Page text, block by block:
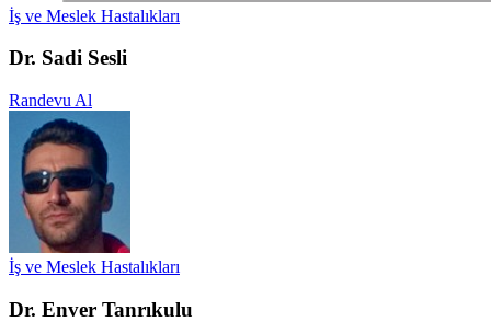
İş ve Meslek Hastalıkları
Dr. Sadi Sesli
Randevu Al
İş ve Meslek Hastalıkları
Dr. Enver Tanrıkulu